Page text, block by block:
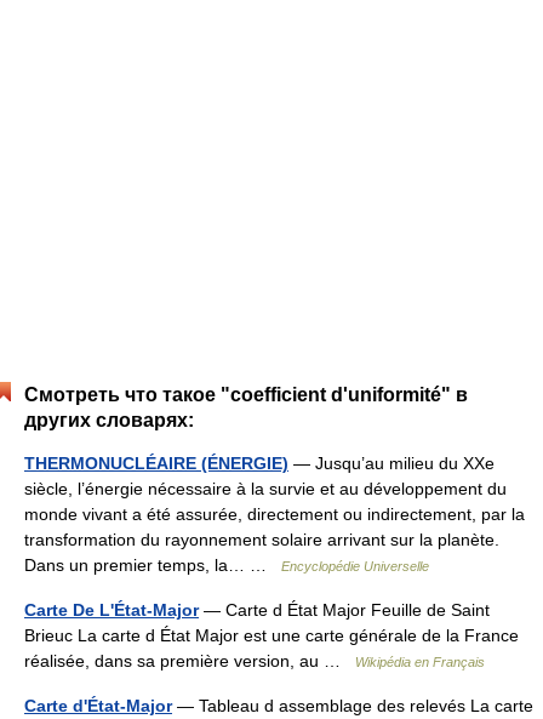
Смотреть что такое "coefficient d'uniformité" в
других словарях:
THERMONUCLÉAIRE (ÉNERGIE) — Jusqu’au milieu du XXe
siècle, l’énergie nécessaire à la survie et au développement du
monde vivant a été assurée, directement ou indirectement, par la
transformation du rayonnement solaire arrivant sur la planète.
Dans un premier temps, la… …
Encyclopédie Universelle
Carte De L'État-Major— Carte d État Major Feuille de Saint
Brieuc La carte d État Major est une carte générale de la France
réalisée, dans sa première version, au …
Wikipédia en Français
Carte d'État-Major— Tableau d assemblage des relevés La carte